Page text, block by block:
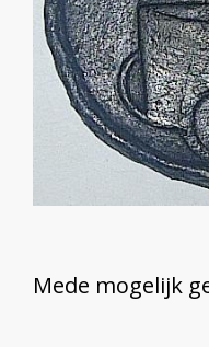
Mede mogelijk